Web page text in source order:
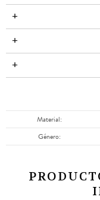
Material
Género